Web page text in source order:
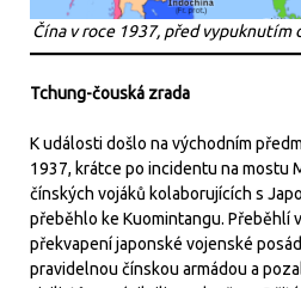
Čína v roce 1937, před vypuknutím
Tchung-čouská zrada
K události došlo na východním
1937, krátce po incidentu na mostu
čínských vojáků kolaborujících s
přeběhlo ke Kuomintangu. Přeběhlí
překvapení japonské vojenské
pravidelnou čínskou armádou a